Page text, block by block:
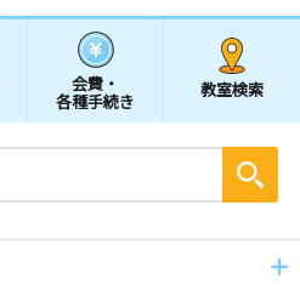
会費・
各種手続き
教室検索